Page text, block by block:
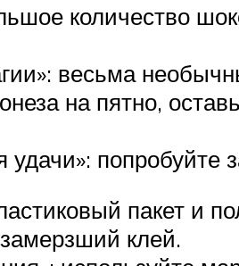
количество
весьма
на пятно,
попробуйте
пакет и
клей.